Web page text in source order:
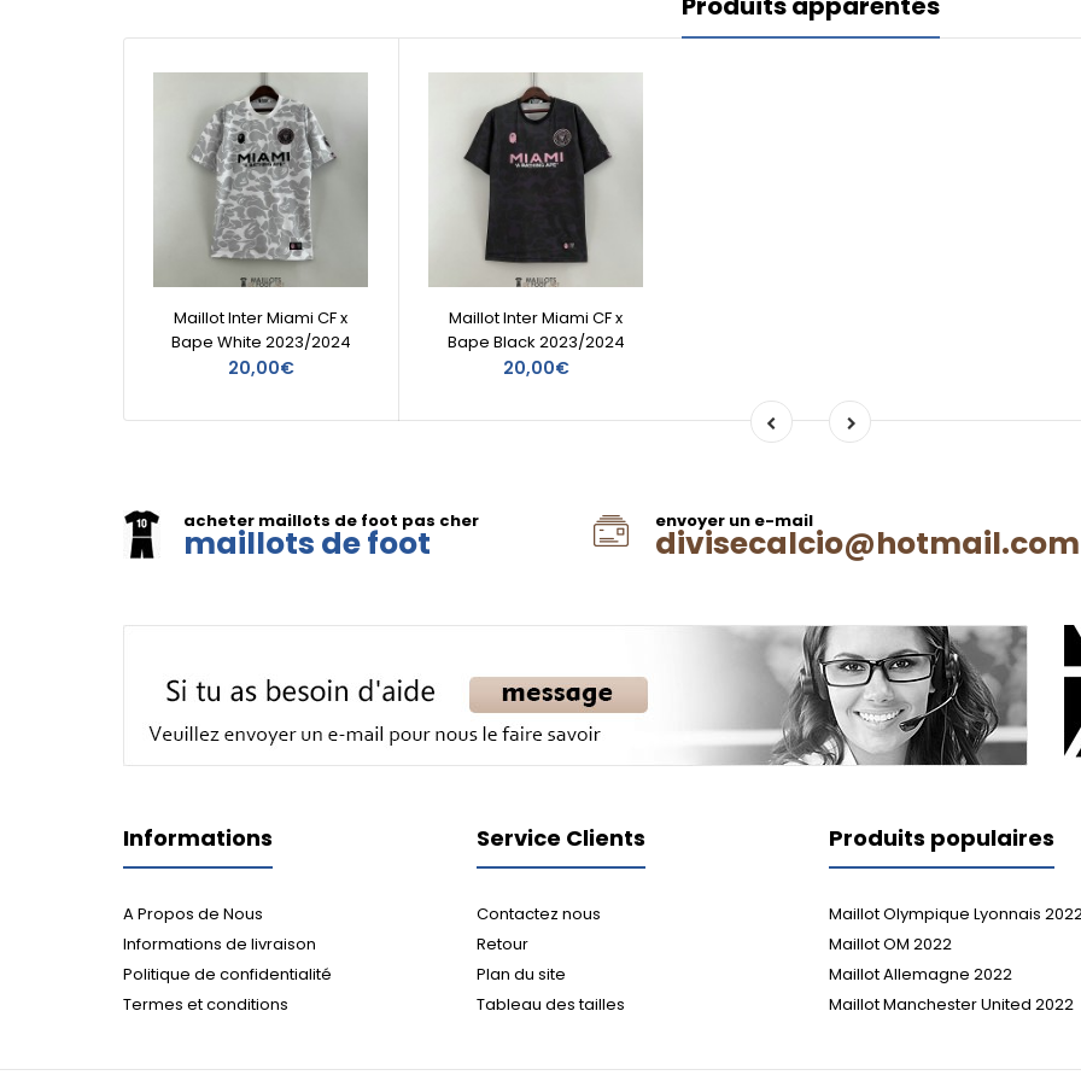
Maillot Inter Miami CF x
Bape White 2023/2024
20,00€
Maillot Inter Miami CF x
Bape Black 2023/2024
20,00€
acheter maillots de foot pas cher
maillots de foot
envoyer un e-mail
divisecalcio@hotmail.com
Informations
A Propos de Nous
Informations de livraison
Politique de confidentialité
Termes et conditions
Service Clients
Contactez nous
Retour
Plan du site
Tableau des tailles
Produits populaires
Maillot Olympique Lyonnais
Maillot OM 2022
Maillot Allemagne 2022
Maillot Manchester United 2022